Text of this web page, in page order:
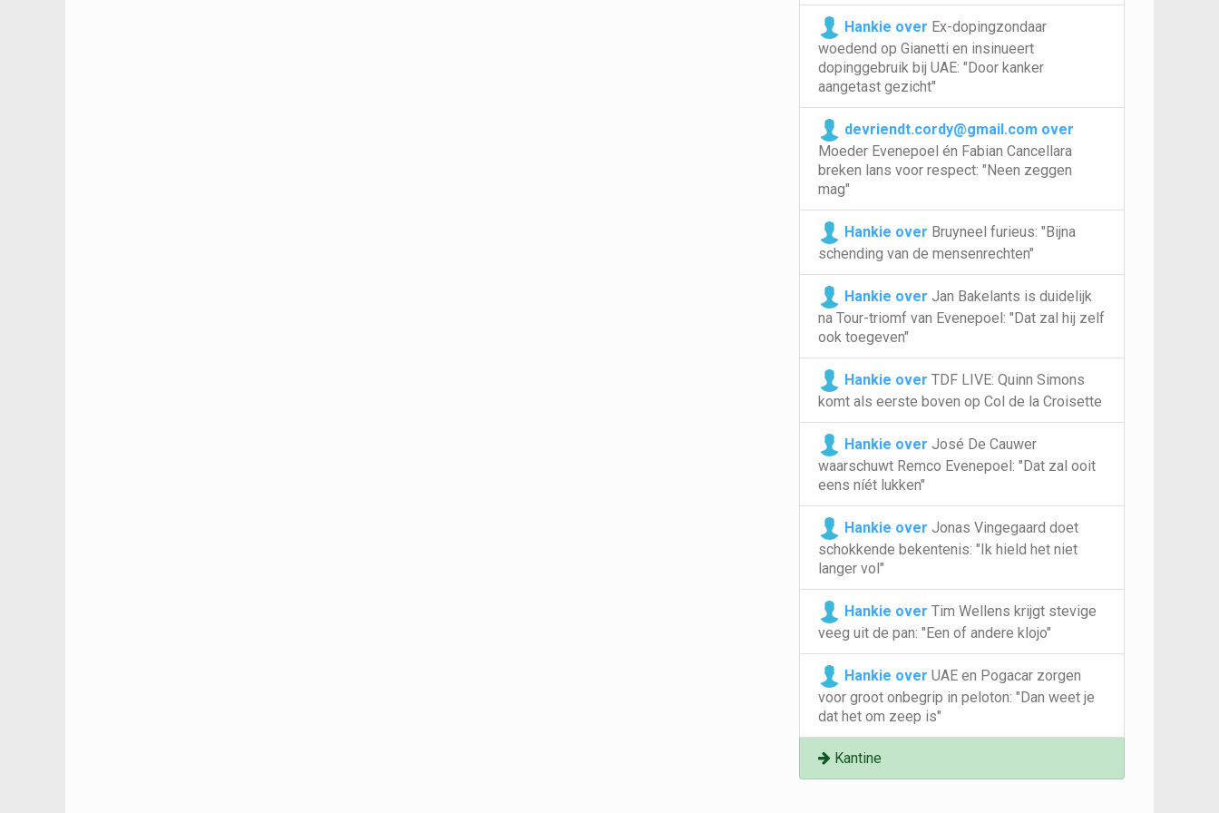
Hankie over Ex-dopingzondaar
woedend op Gianetti en insinueert
dopinggebruik bij UAE: "Door kanker
aangetast gezicht"
devriendt.cordy@gmail.com over
Moeder Evenepoel én Fabian Cancellara
breken lans voor respect: "Neen zeggen
mag"
Hankie over Bruyneel furieus: "Bijna
schending van de mensenrechten"
Hankie over Jan Bakelants is duidelijk
na Tour-triomf van Evenepoel: "Dat zal hij zelf
ook toegeven"
Hankie over TDF LIVE: Quinn Simons
komt als eerste boven op Col de la Croisette
Hankie over José De Cauwer
waarschuwt Remco Evenepoel: "Dat zal ooit
eens níét lukken"
Hankie over Jonas Vingegaard doet
schokkende bekentenis: "Ik hield het niet
langer vol"
Hankie over Tim Wellens krijgt stevige
veeg uit de pan: "Een of andere klojo"
Hankie over UAE en Pogacar zorgen
voor groot onbegrip in peloton: "Dan weet je
dat het om zeep is"
Kantine